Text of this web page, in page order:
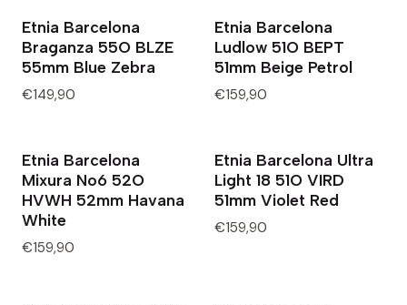
Etnia Barcelona
Braganza 55O BLZE
55mm Blue Zebra
€149,90
Etnia Barcelona
Ludlow 51O BEPT
51mm Beige Petrol
€159,90
Etnia Barcelona
Mixura No6 52O
HVWH 52mm Havana
White
€159,90
Etnia Barcelona Ultra
Light 18 51O VIRD
51mm Violet Red
€159,90